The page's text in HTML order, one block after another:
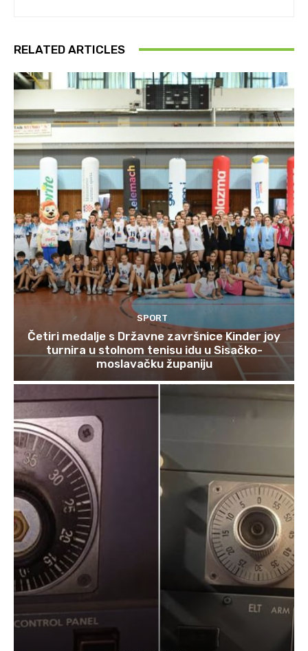
RELATED ARTICLES
SPORT
Četiri medalje s Državne završnice Kinder joy
turnira u stolnom tenisu idu u Sisačko-
moslavačku županiju